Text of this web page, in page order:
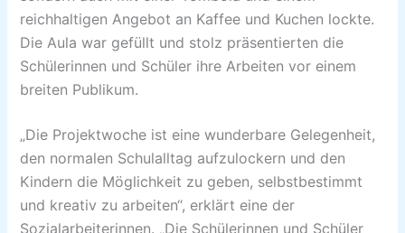
reichhaltigen Angebot an Kaffee und Kuchen lockte.
Die Aula war gefüllt und stolz präsentierten die
Schülerinnen und Schüler ihre Arbeiten vor einem
breiten Publikum.
„Die Projektwoche ist eine wunderbare Gelegenheit,
den normalen Schulalltag aufzulockern und den
Kindern die Möglichkeit zu geben, selbstbestimmt
und kreativ zu arbeiten“, erklärt eine der
Sozialarbeiterinnen. „Die Schülerinnen und Schüler